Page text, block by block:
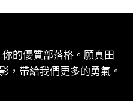
的優質部落格。願真田
，帶給我們更多的勇氣。